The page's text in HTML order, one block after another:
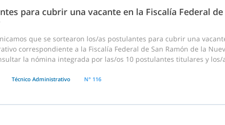
para cubrir una vacante en la Fiscalía Federal
que se sortearon los/as postulantes para cubrir una
correspondiente a la Fiscalía Federal de San Ramón de la
la nómina integrada por las/os 10 postulantes titulares y
Técnico Administrativo N° 116